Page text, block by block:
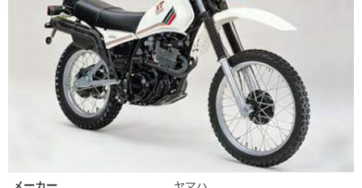
メーカー ヤマハ